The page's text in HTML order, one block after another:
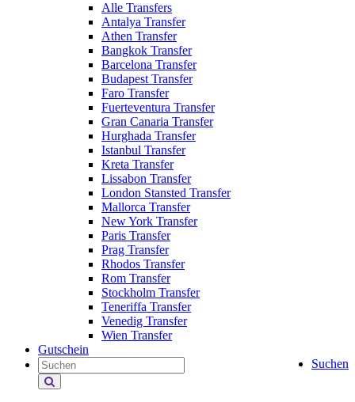
Alle Transfers
Antalya Transfer
Athen Transfer
Bangkok Transfer
Barcelona Transfer
Budapest Transfer
Faro Transfer
Fuerteventura Transfer
Gran Canaria Transfer
Hurghada Transfer
Istanbul Transfer
Kreta Transfer
Lissabon Transfer
London Stansted Transfer
Mallorca Transfer
New York Transfer
Paris Transfer
Prag Transfer
Rhodos Transfer
Rom Transfer
Stockholm Transfer
Teneriffa Transfer
Venedig Transfer
Wien Transfer
Gutschein
Suchen
Holiday
Extras